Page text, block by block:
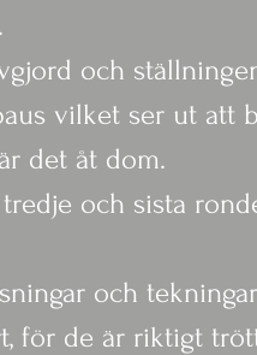
och
vilket ser ut att
det åt dom.
och sista
och
för de är riktigt